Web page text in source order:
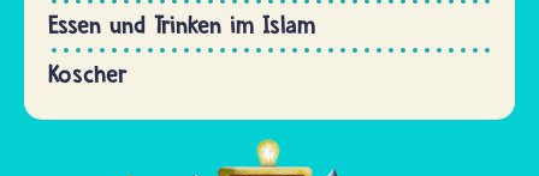
Essen und Trinken im Islam
Koscher